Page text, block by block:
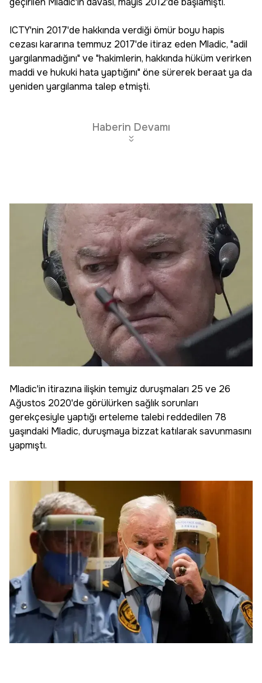
ICTY'nin 2017'de hakkında verdiği ömür boyu hapis
cezası kararına temmuz 2017'de itiraz eden Mladic, "adil
yargılanmadığını" ve "hakimlerin, hakkında hüküm verirken
maddi ve hukuki hata yaptığını" öne sürerek beraat ya da
yeniden yargılanma talep etmişti.
Haberin Devamı
Mladic'in itirazına ilişkin temyiz duruşmaları 25 ve 26
Ağustos 2020'de görülürken sağlık sorunları
gerekçesiyle yaptığı erteleme talebi reddedilen 78
yaşındaki Mladic, duruşmaya bizzat katılarak savunmasını
yapmıştı.